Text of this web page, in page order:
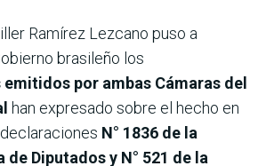
Ramírez Lezcano puso a
brasileño los
por ambas Cámaras del
han expresado sobre el hecho en
N° 1836 de la
de Diputados y N° 521 de la